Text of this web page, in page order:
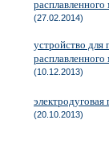
расплавленного
(27.02.2014)
устройство для
расплавленного
(10.12.2013)
электродуговая
(20.10.2013)